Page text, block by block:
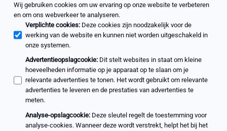
Wij gebruiken cookies om uw ervaring op onze website te verbeteren
en om ons webverkeer te analyseren.
Verplichte cookies: Deze cookies zijn noodzakelijk voor de
werking van de website en kunnen niet worden uitgeschakeld in
onze systemen.
Advertentieopslagcookie: Dit stelt websites in staat om kleine
hoeveelheden informatie op je apparaat op te slaan om je
relevante advertenties te tonen. Het wordt gebruikt om relevante
advertenties te leveren en de prestaties van advertenties te
meten.
Analyse-opslagcookie: Deze sleutel regelt de toestemming voor
analyse-cookies. Wanneer deze wordt verstrekt, helpt het bij het